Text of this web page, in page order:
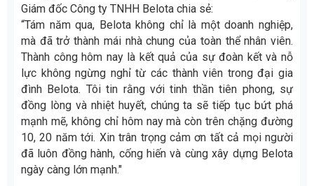
Giám đốc Công ty TNHH Belota chia sẻ:
“Tám năm qua, Belota không chỉ là một doanh nghiệp,
mà đã trở thành mái nhà chung của toàn thể nhân viên.
Thành công hôm nay là kết quả của sự đoàn kết và nỗ
lực không ngừng nghỉ từ các thành viên trong đại gia
đình Belota. Tôi tin rằng với tinh thần tiên phong, sự
đồng lòng và nhiệt huyết, chúng ta sẽ tiếp tục bứt phá
mạnh mẽ, không chỉ hôm nay mà còn trên chặng đường
10, 20 năm tới. Xin trân trọng cảm ơn tất cả mọi người
đã luôn đồng hành, cống hiến và cùng xây dựng Belota
ngày càng lớn mạnh."